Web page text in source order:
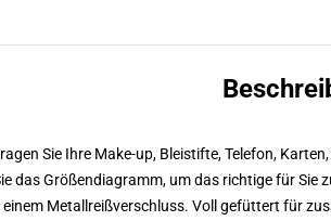
Sie Ihre Make-up, Bleistifte, Telefon,
das Größendiagramm, um das richtige für Sie
Metallreißverschluss. Voll gefüttert für